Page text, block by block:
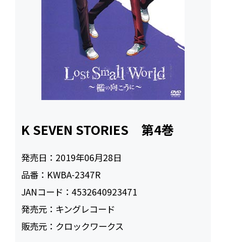
K SEVEN STORIES 第4巻
発売日： 2019年06月28日
品番： KWBA-2347R
JANコード：4532640923471
発売元： キングレコード
販売元： クロックワークス